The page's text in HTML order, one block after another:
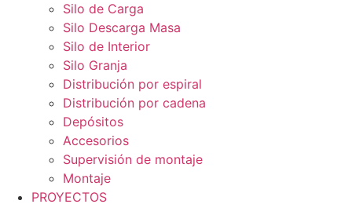
Silo de Carga
Silo Descarga Masa
Silo de Interior
Silo Granja
Distribución por espiral
Distribución por cadena
Depósitos
Accesorios
Supervisión de montaje
Montaje
PROYECTOS